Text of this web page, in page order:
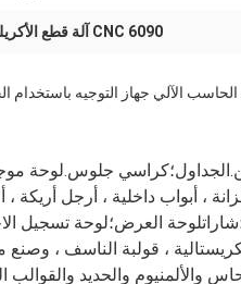
6090 CNC آلة قطع الأكريليك
جلوس.لوحة
، أبواب داخلية ، أرجل أريكة ،
العرض؛لوحة تسجيل
، قولبة الناسف ، وصنع
والألمنيوم والحديد